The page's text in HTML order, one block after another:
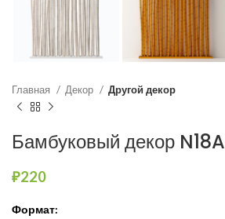
Главная Декор Другой декор
Бамбуковый декор N18A
₽220
Формат: